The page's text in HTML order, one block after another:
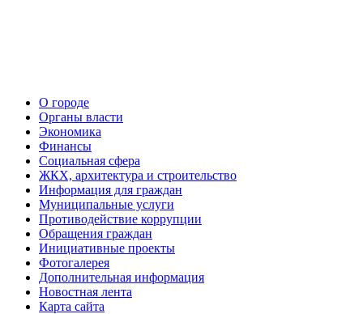
О городе
Органы власти
Экономика
Финансы
Социальная сфера
ЖКХ, архитектура и строительство
Информация для граждан
Муниципальные услуги
Противодействие коррупции
Обращения граждан
Инициативные проекты
Фотогалерея
Дополнительная информация
Новостная лента
Карта сайта